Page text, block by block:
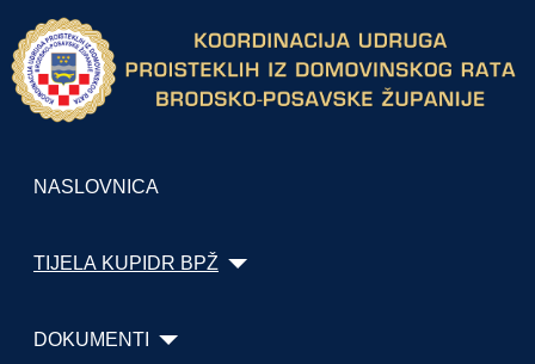
NASLOVNICA
TIJELA KUPIDR BPŽ
DOKUMENTI